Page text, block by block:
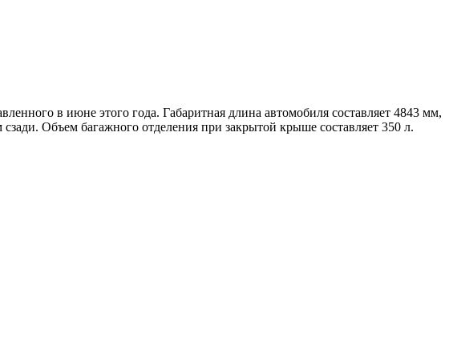
в июне этого года. Габаритная длина автомобиля составляет 4843 мм,
Объем багажного отделения при закрытой крыше составляет 350 л.